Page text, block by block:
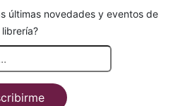
últimas novedades y eventos de
librería?